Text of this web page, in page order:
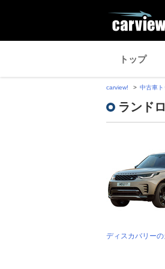
トップ
carview! 中古車ト
ランド
ディスカバリー